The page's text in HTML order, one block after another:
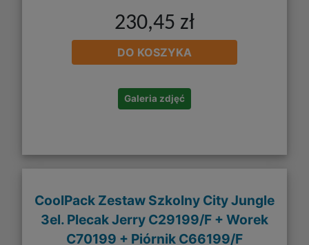
230,45 zł
DO KOSZYKA
Galeria zdjęć
CoolPack Zestaw Szkolny City Jungle
3el. Plecak Jerry C29199/F + Worek
C70199 + Piórnik C66199/F